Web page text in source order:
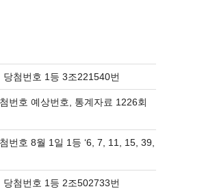
당첨번호 1등 3조221540번
번호 예상번호, 통계자료 1226회
번호 8월 1일 1등 ‘6, 7, 11, 15, 39,
당첨번호 1등 2조502733번